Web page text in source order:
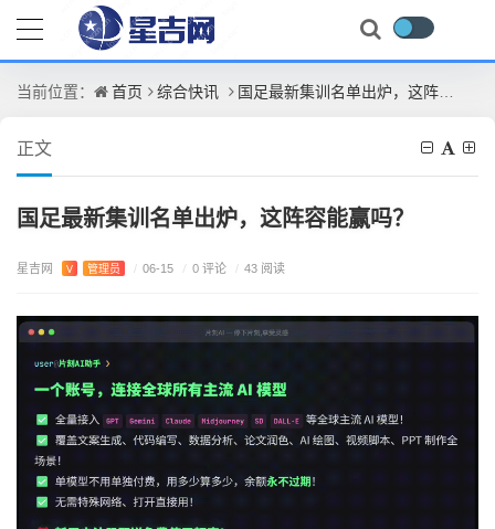
当前位置： 首页 综合快讯 国足最新集训名单出炉，这阵容能赢吗？
正文
国足最新集训名单出炉，这阵容能赢吗？
星吉网 V 管理员 / 06-15 / 0 评论 / 43 阅读